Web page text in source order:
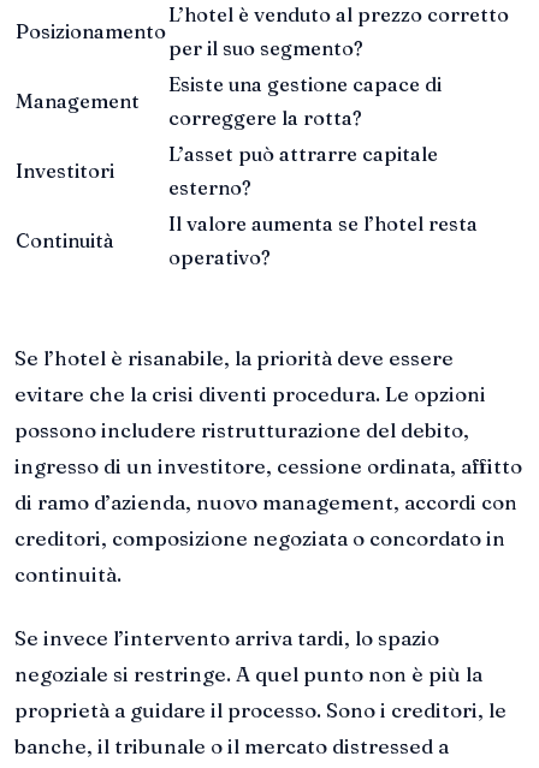
Posizionamento
L’hotel è venduto al prezzo corretto
per il suo segmento?
Management
Esiste una gestione capace di
correggere la rotta?
Investitori
L’asset può attrarre capitale
esterno?
Continuità
Il valore aumenta se l’hotel resta
operativo?
Se l’hotel è risanabile, la priorità deve essere
evitare che la crisi diventi procedura. Le opzioni
possono includere ristrutturazione del debito,
ingresso di un investitore, cessione ordinata, affitto
di ramo d’azienda, nuovo management, accordi con
creditori, composizione negoziata o concordato in
continuità.
Se invece l’intervento arriva tardi, lo spazio
negoziale si restringe. A quel punto non è più la
proprietà a guidare il processo. Sono i creditori, le
banche, il tribunale o il mercato distressed a